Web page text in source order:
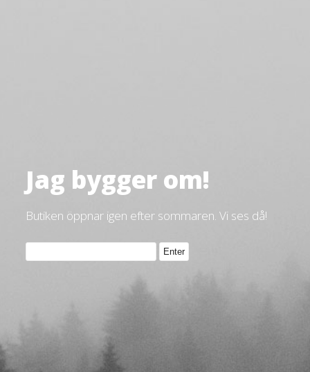
Jag bygger om!
Butiken öppnar igen efter sommaren. Vi ses då!